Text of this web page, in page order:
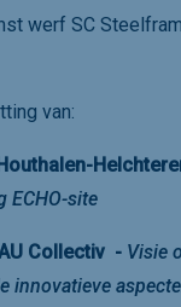
werf SC
van:
ECHO-site
Collectiv - Visie
innovatieve